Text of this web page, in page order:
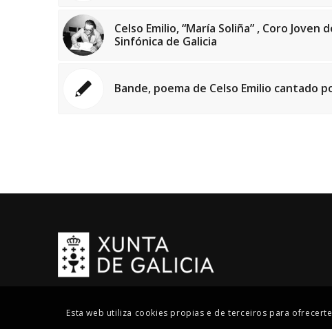
Celso Emilio, “María Soliña” , Coro Joven
Sinfónica de Galicia
Bande, poema de Celso Emilio cantado
Esta web utiliza cookies propias e de terceiros para